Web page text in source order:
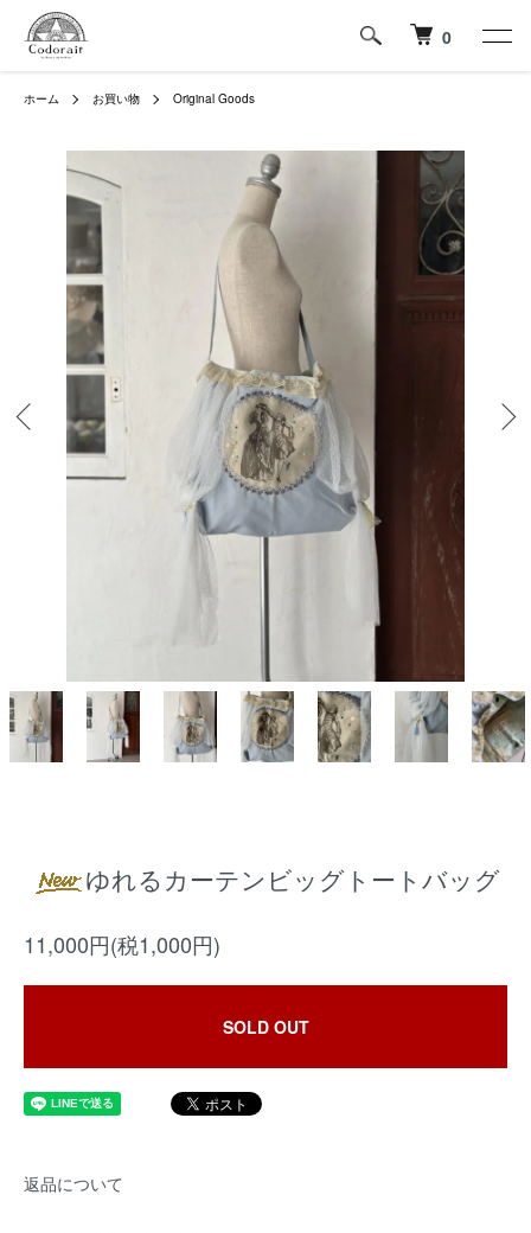
0
ホーム お買い物 Original Goods
ゆれるカーテンビッグトートバッグ
11,000円(税1,000円)
SOLD OUT
返品について